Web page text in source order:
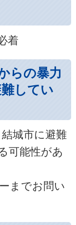
着
らの暴力
してい
城市に避難
可能性があ
までお問い